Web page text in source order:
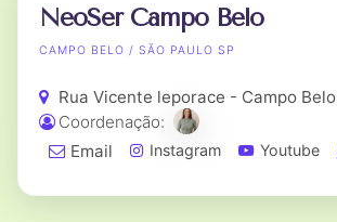
NeoSer Campo Belo
CAMPO BELO / SÃO PAULO SP
Rua Vicente leporace - Campo Belo
Coordenação:
Email
Instagram Youtube